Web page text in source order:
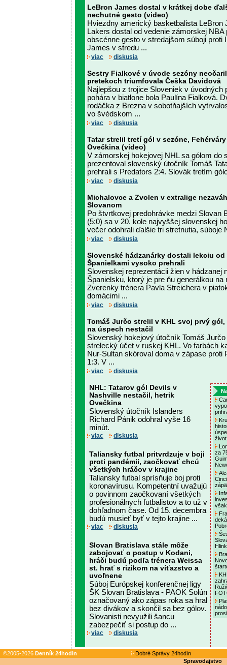
LeBron James dostal v krátkej dobe
nechutné gesto (video)
Hviezdny americký basketbalista LeBron
Lakers dostal od vedenie zámorskej
obscénne gesto v stredajšom súboji proti
James v stredu ...
viac diskusia
Sestry Fialkové v úvode sezóny
pretekoch triumfovala Češka Davidová
Najlepšou z trojice Sloveniek v úvodných
pohára v biatlone bola Paulína Fialková.
rodáčka z Brezna v sobotňajších
vo švédskom ...
viac diskusia
Tatar strelil tretí gól v sezóne,
Ovečkina (video)
V zámorskej hokejovej NHL sa gólom do
prezentoval slovenský útočník Tomáš
prehrali s Predators 2:4. Slovák tretím
viac diskusia
Michalovce a Zvolen v extralige
Slovanom
Po štvrtkovej predohrávke medzi Slovan
(5:0) sa v 20. kole najvyššej slovenskej
večer odohrali ďalšie tri stretnutia, súboje
viac diskusia
Slovenské hádzanárky dostali lekciu
Španielkami vysoko prehrali
Slovenskej reprezentácii žien v hádzanej
Španielsku, ktorý je pre ňu generálkou
Zverenky trénera Pavla Streichera v
domácimi ...
viac diskusia
Tomáš Jurčo strelil v KHL svoj prvý
na úspech nestačil
Slovenský hokejový útočník Tomáš
strelecký účet v ruskej KHL. Vo farbách
Nur-Sultan skóroval doma v zápase proti
1:3. V ...
viac diskusia
NHL: Tatarov gól Devils v
Nashville nestačil, hetrik
Ovečkina
Slovenský útočník Islanders
Richard Pánik odohral vyše 16
minút.
viac diskusia
Taliansky futbal pritvrdzuje v boji
proti pandémii, zaočkovať chcú
všetkých hráčov v krajine
Taliansky futbal sprísňuje boj proti
koronavírusu. Kompetentní uvažujú
o povinnom zaočkovaní všetkých
profesionálnych futbalistov a to už v
dohľadnom čase. Od 15. decembra
budú musieť byť v tejto krajine ...
viac diskusia
Slovan Bratislava stále môže
zabojovať o postup v Kodani,
hráči budú podľa trénera Weissa
st. hrať s rizikom na víťazstvo a
uvoľnene
Súboj Európskej konferenčnej ligy
ŠK Slovan Bratislava - PAOK Solún
označovaný ako zápas roka sa hral
bez divákov a skončil sa bez gólov.
Slovanisti nevyužili šancu
zabezpečiť si postup do ...
viac diskusia
za
©2005-2026 Denník 24hodin
Dobré Správy 24hodín
Spravodajstvo